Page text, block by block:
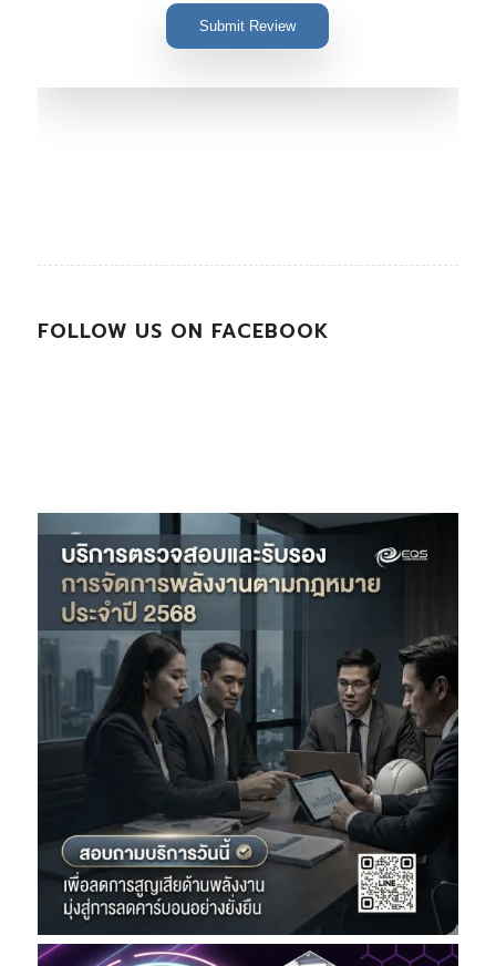
Submit Review
FOLLOW US ON FACEBOOK